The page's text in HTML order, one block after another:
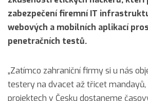
zabezpečení firemní IT
webových a mobilních aplikací
penetračních testů.
„Zatímco zahraniční firmy si u nás
testery na dvacet až třicet mandayů,
projektech v Česku dostaneme